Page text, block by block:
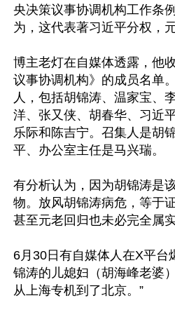
央决策议事协调机构工作条
为，这代表著习近平分权，
博主老灯在自媒体透露，他
议事协调机构》的成员名单
人，包括胡锦涛、温家宝、
洋、张又侠、胡春华、习近
乐际和陈吉宁。召集人是胡
平、办公室主任是马兴瑞。
有分析认为，因为胡锦涛是
物。放风胡锦涛病危，等于
甚至元老回归也未必完全属实
6月30日有自媒体人在X平台
锦涛的儿媳妇（胡海峰老婆
从上海专机到了北京。”